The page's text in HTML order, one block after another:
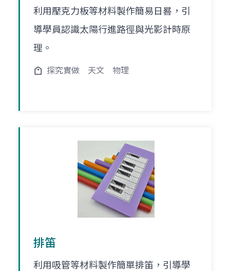
利用壓克力板等材料製作簡易日晷，引
導學員認識太陽行進路徑與光影計時原
理。
探究實做 天文 物理
排笛
利用吸管等材料製作簡單排笛，引導學